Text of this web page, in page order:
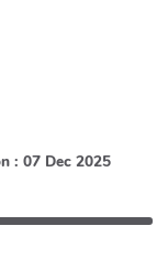
: 07 Dec 2025